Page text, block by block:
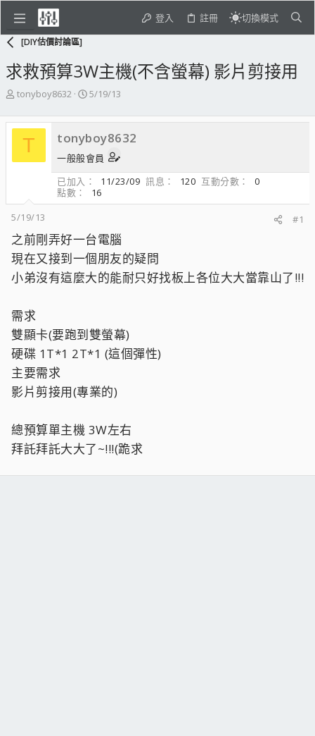
登入 註冊 切換模式
[DIY估價討論區]
求救預算3W主機(不含螢幕) 影片剪接用
主
發
起
tonyboy8632
開
日
期
5/19/13
T tonyboy8632
一般般會員
已加入
11/23/09 訊息 120 互動分數
0
點數
16
5/19/13
#1
之前剛弄好一台電腦
現在又接到一個朋友的疑問
小弟沒有這麼大的能耐只好找板上各位大大當靠山了!!!
需求
雙顯卡(要跑到雙螢幕)
硬碟 1T*1 2T*1 (這個彈性)
主要需求
影片剪接用(專業的)
總預算單主機 3W左右
拜託拜託大大了~!!!(跪求